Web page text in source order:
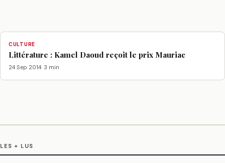
CULTURE
Littérature : Kamel Daoud reçoit le prix Mauriac
24 Sep 2014· 3 min
LES + LUS